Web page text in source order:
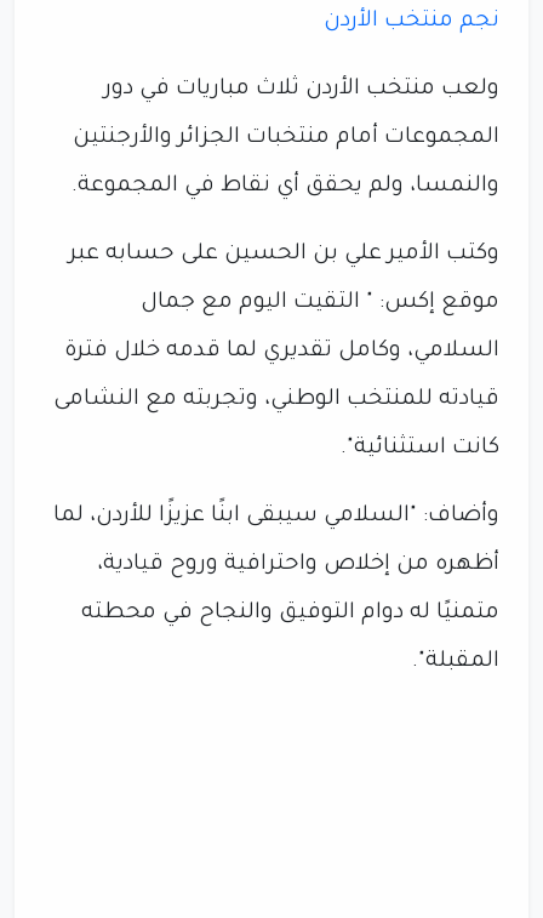
نجم منتخب الأردن
ولعب منتخب الأردن ثلاث مباريات في دور
المجموعات أمام منتخبات الجزائر والأرجنتين
والنمسا، ولم يحقق أي نقاط في المجموعة.
وكتب الأمير علي بن الحسين على حسابه عبر
موقع إكس: " التقيت اليوم مع جمال
السلامي، وكامل تقديري لما قدمه خلال فترة
قيادته للمنتخب الوطني، وتجربته مع النشامى
كانت استثنائية".
وأضاف: "السلامي سيبقى ابنًا عزيزًا للأردن، لما
أظهره من إخلاص واحترافية وروح قيادية،
متمنيًا له دوام التوفيق والنجاح في محطته
المقبلة".